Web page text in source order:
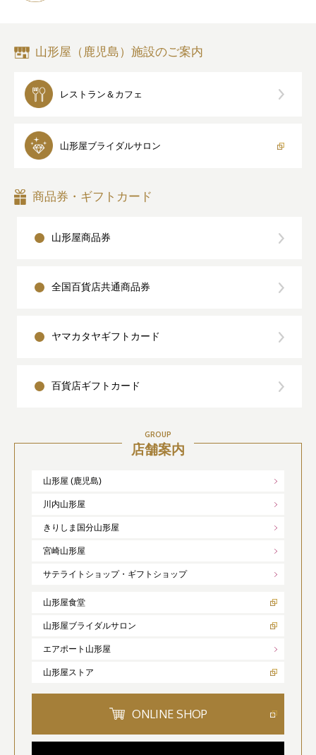
山形屋（鹿児島）施設のご案内
レストラン＆カフェ
山形屋ブライダルサロン
商品券・ギフトカード
山形屋商品券
全国百貨店共通商品券
ヤマカタヤギフトカード
百貨店ギフトカード
GROUP
店舗案内
山形屋 (鹿児島)
川内山形屋
きりしま国分山形屋
宮崎山形屋
サテライトショップ・ギフトショップ
山形屋食堂
山形屋ブライダルサロン
エアポート山形屋
山形屋ストア
ONLINE SHOP